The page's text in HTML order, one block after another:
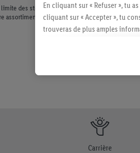
des stocks disponibles. Vente limitée à
assortiment de produits permanents. Ill.
Carrière
En cliquant sur « Refuser », tu
cliquant sur « Accepter », tu
trouveras de plus amples